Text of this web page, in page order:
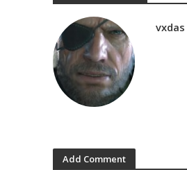
vxdas
Add Comment